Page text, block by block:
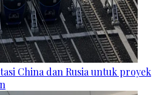
China dan Rusia untuk proyek